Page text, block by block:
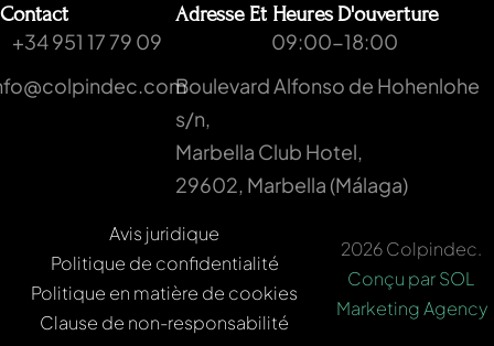
Contact
+34 951 17 79 09
Adresse Et Heures D'ouverture
09:00-18:00
Boulevard Alfonso de Hohenlohe
s/n,
Marbella Club Hotel,
29602, Marbella (Málaga)
2026 Colpindec.
Conçu par SOL
Marketing Agency
Avis juridique
Politique de confidentialité
Politique en matière de cookies
Clause de non-responsabilité